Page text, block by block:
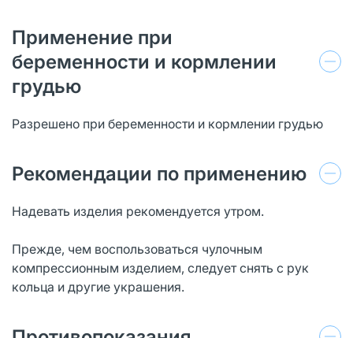
Применение при
беременности и кормлении
грудью
Разрешено при беременности и кормлении грудью
Рекомендации по применению
Надевать изделия рекомендуется утром.
Прежде, чем воспользоваться чулочным
компрессионным изделием, следует снять с рук
кольца и другие украшения.